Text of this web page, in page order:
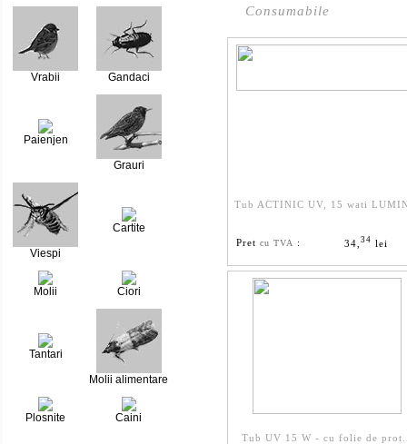
Vrabii Gandaci
Paienjen
Grauri
Viespi
Cartite
Molii Ciori
Tantari
Molii alimentare
Plosnite Caini
Consumabile
Tub ACTINIC UV, 15 wati
Pret cu TVA : 34, 34 lei
Tub UV 15 W - cu folie de